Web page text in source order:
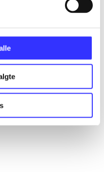
på udgivelser